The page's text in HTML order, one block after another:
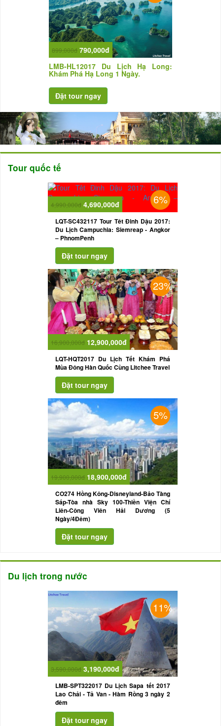
899,000đ 790,000đ
LMB-HL12017 Du Lịch Hạ Long:
Khám Phá Hạ Long 1 Ngày.
Tour quốc tế
6%
4,990,000đ 4,690,000đ
LQT-SC432117 Tour Têt Đinh Dậu 2017:
Du Lịch Campuchia: Siemreap - Angkor
– PhnomPenh
23%
16,900,000đ 12,900,000đ
LQT-HQT2017 Du Lịch Tết Khám Phá
Mùa Đông Hàn Quốc Cùng Litchee Travel
5%
19,900,000đ 18,900,000đ
CO274 Hồng Kông-Disneyland-Bảo Tàng
Sáp-Tòa nhà Sky 100-Thiền Viện Chí
Liên-Công Viên Hải Dương (5
Ngày/4Đêm)
Du lịch trong nước
11%
3,590,000đ 3,190,000đ
LMB-SPT322017 Du Lịch Sapa tết 2017
Lao Chải - Tả Van - Hàm Rồng 3 ngày 2
đêm